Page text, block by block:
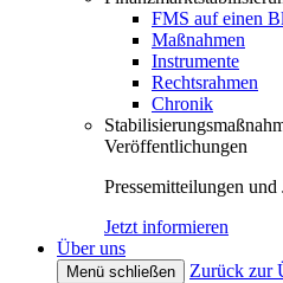
FMS auf einen
Maßnahmen
Instrumente
Rechtsrahmen
Chronik
Veröffentlichungen
Pressemitteilungen
Jetzt informieren
Über uns
Menü schließen
Zurück zur